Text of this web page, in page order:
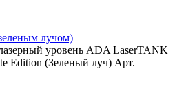
лучом)
уровень ADA LaserTANK
Edition (Зеленый луч) Арт.